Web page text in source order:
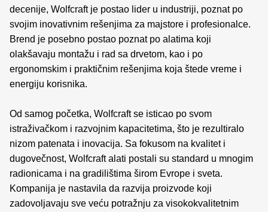
decenije, Wolfcraft je postao lider u industriji, poznat po
svojim inovativnim rešenjima za majstore i profesionalce.
Brend je posebno postao poznat po alatima koji
olakšavaju montažu i rad sa drvetom, kao i po
ergonomskim i praktičnim rešenjima koja štede vreme i
energiju korisnika.
Od samog početka, Wolfcraft se isticao po svom
istraživačkom i razvojnim kapacitetima, što je rezultiralo
nizom patenata i inovacija. Sa fokusom na kvalitet i
dugovečnost, Wolfcraft alati postali su standard u mnogim
radionicama i na gradilištima širom Evrope i sveta.
Kompanija je nastavila da razvija proizvode koji
zadovoljavaju sve veću potražnju za visokokvalitetnim